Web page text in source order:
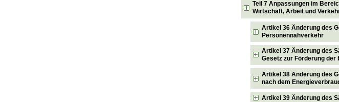
Teil 7 Anpassungen im
Wirtschaft, Arbeit und
Artikel 36 Änderung des
Personennahverkehr
Artikel 37 Änderung des
Gesetz zur Förderung
Artikel 38 Änderung des
nach dem
Artikel 39 Änderung des